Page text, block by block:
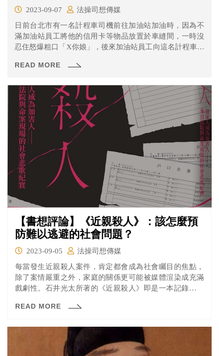
2023-09-07
法操司想傳媒
日前台北市有一名計程車司機前往加油站加油時，因為不
滿加油站員工將他的信用卡等物品放置於車縫間，一時沒
忍住怒爆粗口「X你娘」，後來加油站員工向這名計程車司
月，可易科罰金9萬元。這名計程車司機出庭時因為認為法
兇，不嚇人嗎，到法院已經很低頭了好不好」，法官當庭
將人逮捕，並依法怒告陳男妨害公務。
READ MORE
【書想評論】《近親殺人》：該怎麼預
防難以逃避的社會問題？
2023-09-05
法操司想傳媒
每當發生近親殺人案件，肯定都會成為社會矚目的焦點，
除了案情嚴重之外，家庭的關係更可能被媒體渲染成充滿
戲劇性。石井光太所著的《近親殺人》即是一本記錄相關
當事人、親友的訪談逐漸釐清案情的全貌，也告訴讀者在
READ MORE